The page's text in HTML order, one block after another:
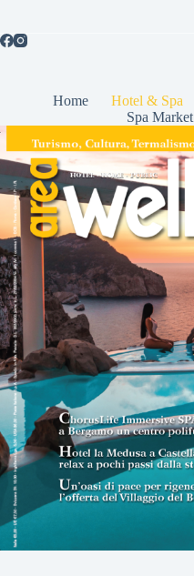
Home Hotel & Spa
Spa Market